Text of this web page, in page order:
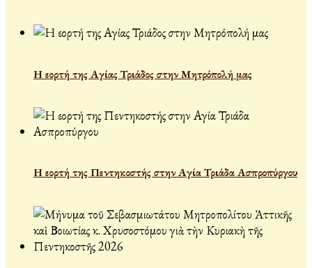
Η εορτή της Αγίας Τριάδος στην Μητρόπολή μας
Η εορτή της Πεντηκοστής στην Αγία Τριάδα Ασπροπύργου